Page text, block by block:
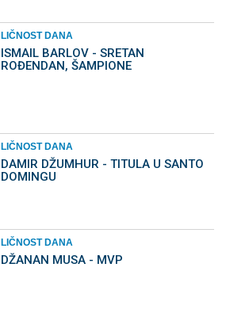
LIČNOST DANA
ISMAIL BARLOV - SRETAN
ROĐENDAN, ŠAMPIONE
LIČNOST DANA
DAMIR DŽUMHUR - TITULA U SANTO
DOMINGU
LIČNOST DANA
DŽANAN MUSA - MVP